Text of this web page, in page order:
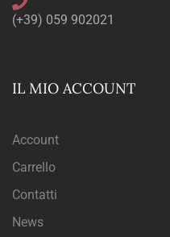
(+39) 059 902021
IL MIO ACCOUNT
Account
Carrello
Contatti
News